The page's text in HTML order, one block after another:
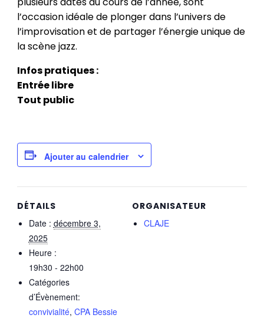
l’occasion idéale de plonger dans l’univers de
l’improvisation et de partager l’énergie unique de
la scène jazz.
Infos pratiques :
Entrée libre
Tout public
Ajouter au calendrier
DÉTAILS
Date : décembre 3,
2025
Heure :
19h30 - 22h00
Catégories
d’Évènement:
convivialité, CPA Bessie
ORGANISATEUR
CLAJE